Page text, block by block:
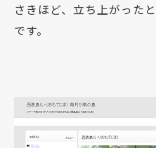
さきほど、立ち上がった
です。